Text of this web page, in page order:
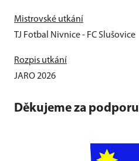
Mistrovské utkání
TJ Fotbal Nivnice - FC Slušovice
Rozpis utkání
JARO 2026
Děkujeme za podporu